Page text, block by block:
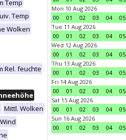
Temp
Temp
Wolken
Rel. feuchte
Mittl. Wolken
Mon 10 Aug 2026
00
01 02 03 04 05
Tue 11 Aug 2026
00
01 02 03 04 05
Wed 12 Aug 2026
00
01 02 03 04 05
Thu 13 Aug 2026
00
01 02 03 04 05
Fri 14 Aug 2026
00
01 02 03 04 05
Sat 15 Aug 2026
00
01 02 03 04 05
Sun 16 Aug 2026
00
01 02 03 04 05